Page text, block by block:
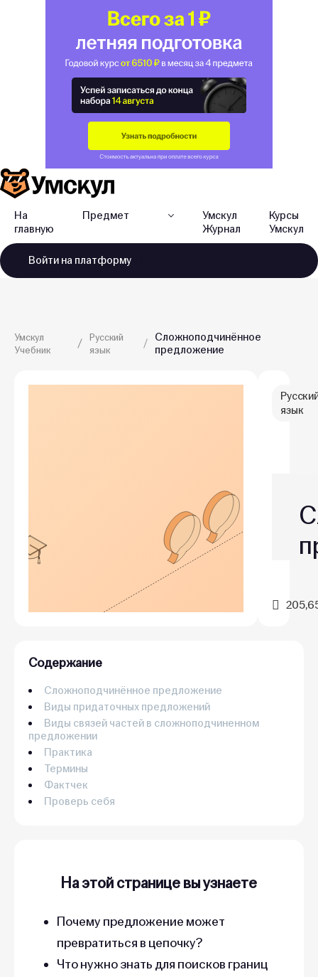
На
главную
Предмет
Умскул
Журнал
Курсы
Умскул
Войти на платформу
Умскул
Учебник
Русский
язык
Сложноподчинённое
предложение
язык
Содержание
Сложноподчинённое предложение
Виды придаточных предложений
Виды связей частей в сложноподчиненном
предложении
Практика
Термины
Фактчек
Проверь себя
На этой странице вы узнаете
Почему предложение может
превратиться в цепочку?
Что нужно знать для поисков границ